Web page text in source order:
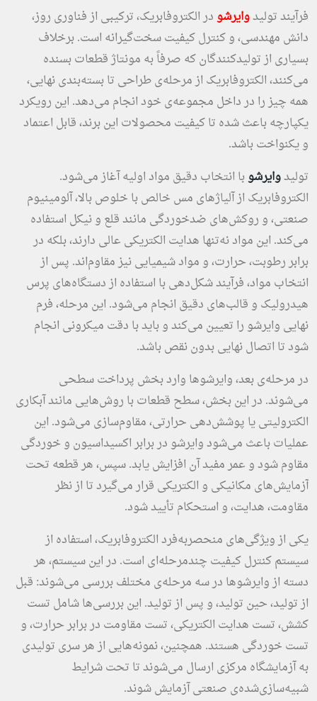
فرآیند تولیدوایرشودر الکتروفابریک، ترکیبی از فناوری روز،
دانش مهندسی، و کنترل کیفیت سخت‌گیرانه است. برخلاف
بسیاری از تولیدکنندگان که صرفاً به مونتاژ قطعات بسنده
می‌کنند، الکتروفابریک از مرحله‌ی طراحی تا بسته‌بندی نهایی،
همه چیز را در داخل مجموعه‌ی خود انجام می‌دهد. این رویکرد
یکپارچه باعث شده تا کیفیت محصولات این برند، قابل اعتماد
و یکنواخت باشد.
تولیدوایرشوبا انتخاب دقیق مواد اولیه آغاز می‌شود.
الکتروفابریک از آلیاژهای مس خالص با خلوص بالا، آلومینیوم
صنعتی، و روکش‌های ضدخوردگی مانند قلع و نیکل استفاده
می‌کند. این مواد نه‌تنها هدایت الکتریکی عالی دارند، بلکه در
برابر رطوبت، حرارت، و مواد شیمیایی نیز مقاوم‌اند. پس از
انتخاب مواد، فرآیند شکل‌دهی با استفاده از دستگاه‌های پرس
هیدرولیک و قالب‌های دقیق انجام می‌شود. این مرحله، فرم
نهایی وایرشو را تعیین می‌کند و باید با دقت میکرونی انجام
شود تا اتصال نهایی بدون نقص باشد.
در مرحله‌ی بعد، وایرشوها وارد بخش پرداخت سطحی
می‌شوند. در این بخش، سطح قطعات با روش‌هایی مانند آبکاری
الکترولیتی یا پوشش‌دهی حرارتی، مقاوم‌سازی می‌شود. این
عملیات باعث می‌شود وایرشو در برابر اکسیداسیون و خوردگی
مقاوم شود و عمر مفید آن افزایش یابد. سپس، هر قطعه تحت
آزمایش‌های مکانیکی و الکتریکی قرار می‌گیرد تا از نظر
مقاومت، هدایت، و استحکام تأیید شود.
یکی از ویژگی‌های منحصربه‌فرد الکتروفابریک، استفاده از
سیستم کنترل کیفیت چندمرحله‌ای است. در این سیستم، هر
دسته از وایرشوها در سه مرحله‌ی مختلف بررسی می‌شوند: قبل
از تولید، حین تولید، و پس از تولید. این بررسی‌ها شامل تست
کشش، تست هدایت الکتریکی، تست مقاومت در برابر حرارت، و
تست خوردگی هستند. همچنین، نمونه‌هایی از هر سری تولیدی
به آزمایشگاه مرکزی ارسال می‌شوند تا تحت شرایط
شبیه‌سازی‌شده‌ی صنعتی آزمایش شوند.